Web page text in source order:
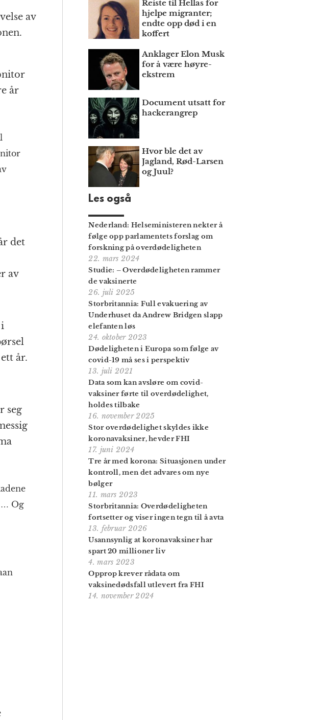
av
år
det
av
år.
seg
… Og
Reiste til Hellas for
hjelpe migranter;
endte opp død i en
koffert
Anklager Elon Musk
for å være høyre­
ekstrem
Document utsatt for
hackerangrep
Hvor ble det av
Jagland, Rød-Larsen
og Juul?
Les også
Nederland: Helse­ministeren nekter å
følge opp parlamentets forslag om
forskning på over­dødeligheten
22. mars 2024
Studie: – Over­dødelig­heten rammer
de vaksinerte
26. juli 2025
Storbritannia: Full evakuering av
Under­huset da Andrew Bridgen slapp
elefanten løs
24. oktober 2023
Dødeligheten i Europa som følge av
covid-19 må ses i perspektiv
13. juli 2021
Data som kan avsløre om covid-
vaksiner førte til over­dødelig­het,
holdes tilbake
16. november 2025
Stor overdødelighet skyldes ikke
koronavaksiner, hevder FHI
17. juni 2024
Tre år med korona: Situasjonen under
kontroll, men det advares om nye
bølger
11. mars 2023
Storbritannia: Overdødeligheten
fortsetter og viser ingen tegn til å avta
13. februar 2026
Usannsynlig at korona­vaksiner har
spart 20 millioner liv
4. mars 2023
Opprop krever rådata om
vaksinedødsfall utlevert fra FHI
14. november 2024